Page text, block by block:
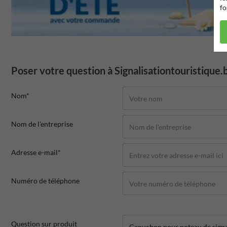
Poser votre question à
Nom*
Nom de l'entreprise
Adresse e-mail*
Numéro de téléphone
Question sur produit